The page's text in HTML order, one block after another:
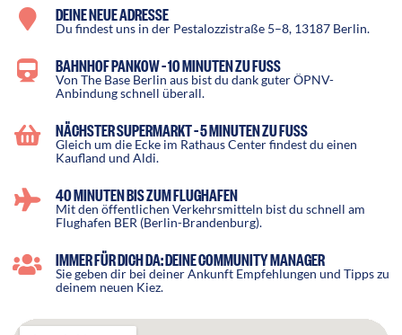
DEINE NEUE ADRESSE
Du findest uns in der Pestalozzistraße 5–8, 13187 Berlin.
BAHNHOF PANKOW – 10 MINUTEN ZU FUSS
Von The Base Berlin aus bist du dank guter ÖPNV-
Anbindung schnell überall.
NÄCHSTER SUPERMARKT – 5 MINUTEN ZU FUSS
Gleich um die Ecke im Rathaus Center findest du einen
Kaufland und Aldi.
40 MINUTEN BIS ZUM FLUGHAFEN
Mit den öffentlichen Verkehrsmitteln bist du schnell am
Flughafen BER (Berlin-Brandenburg).
IMMER FÜR DICH DA: DEINE COMMUNITY MANAGER
Sie geben dir bei deiner Ankunft Empfehlungen und Tipps zu
deinem neuen Kiez.